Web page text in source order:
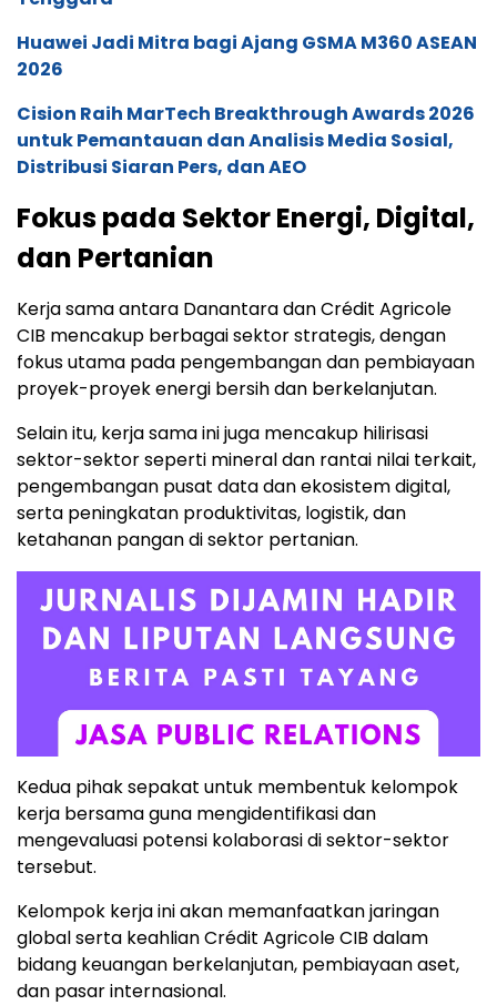
Huawei Jadi Mitra bagi Ajang GSMA M360 ASEAN
2026
Cision Raih MarTech Breakthrough Awards 2026
untuk Pemantauan dan Analisis Media Sosial,
Distribusi Siaran Pers, dan AEO
Fokus pada Sektor Energi, Digital,
dan Pertanian
Kerja sama antara Danantara dan Crédit Agricole
CIB mencakup berbagai sektor strategis, dengan
fokus utama pada pengembangan dan pembiayaan
proyek-proyek energi bersih dan berkelanjutan.
Selain itu, kerja sama ini juga mencakup hilirisasi
sektor-sektor seperti mineral dan rantai nilai terkait,
pengembangan pusat data dan ekosistem digital,
serta peningkatan produktivitas, logistik, dan
ketahanan pangan di sektor pertanian.
Kedua pihak sepakat untuk membentuk kelompok
kerja bersama guna mengidentifikasi dan
mengevaluasi potensi kolaborasi di sektor-sektor
tersebut.
Kelompok kerja ini akan memanfaatkan jaringan
global serta keahlian Crédit Agricole CIB dalam
bidang keuangan berkelanjutan, pembiayaan aset,
dan pasar internasional.